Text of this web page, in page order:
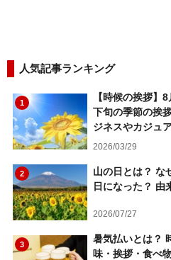
人気記事ランキング
1
【時候の挨拶】
下旬の季節の挨
ジネスやカジュ
2026/03/29
2
山の日とは？ な
日になった？ 由
2026/07/27
3
暑気払いとは？
味・挨拶・食べ